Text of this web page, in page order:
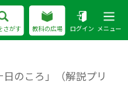
さがす 教科の広場 ログイン メニュー
のころ」（解説プリ